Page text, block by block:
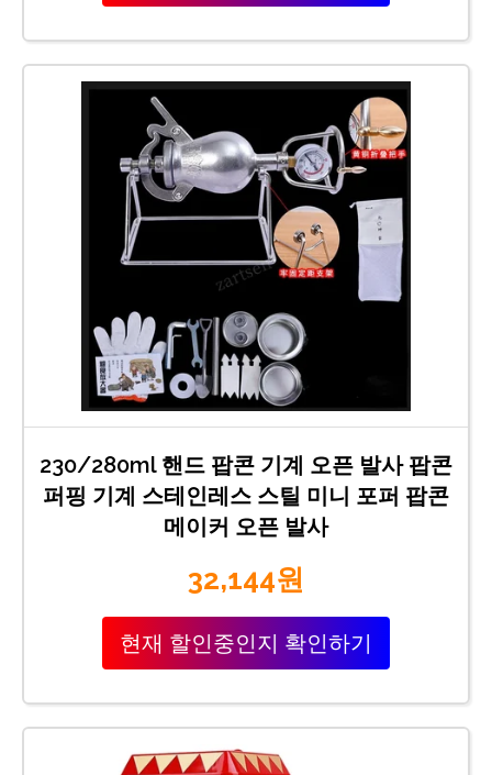
230/280ml 핸드 팝콘 기계 오픈 발사 팝콘
퍼핑 기계 스테인레스 스틸 미니 포퍼 팝콘
메이커 오픈 발사
32,144원
현재 할인중인지 확인하기